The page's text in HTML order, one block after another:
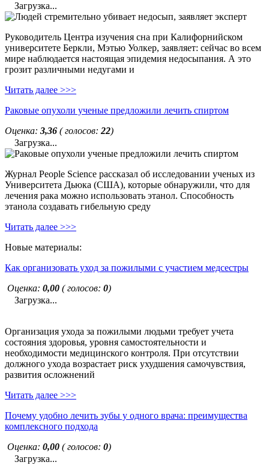
Загрузка...
Руководитель Центра изучения сна при Калифорнийском
университете Беркли, Мэтью Уолкер, заявляет: сейчас во всем
мире наблюдается настоящая эпидемия недосыпания. А это
грозит различными недугами и
Читать далее >>>
Раковые опухоли ученые предложили лечить спиртом
Оценка: 3,36 ( голосов: 22)
Загрузка...
Журнал People Science рассказал об исследовании ученых из
Университета Дьюка (США), которые обнаружили, что для
лечения рака можно использовать этанол. Способность
этанола создавать гибельную среду
Читать далее >>>
Новые материалы:
Как организовать уход за пожилыми с участием медсестры
Оценка: 0,00 ( голосов: 0)
Загрузка...
Организация ухода за пожилыми людьми требует учета
состояния здоровья, уровня самостоятельности и
необходимости медицинского контроля. При отсутствии
должного ухода возрастает риск ухудшения самочувствия,
развития осложнений
Читать далее >>>
Почему удобно лечить зубы у одного врача: преимущества
комплексного подхода
Оценка: 0,00 ( голосов: 0)
Загрузка...